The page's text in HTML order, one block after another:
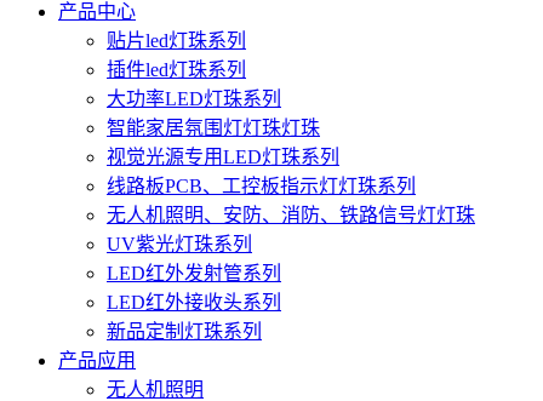
产品中心
贴片led灯珠系列
插件led灯珠系列
大功率LED灯珠系列
智能家居氛围灯灯珠灯珠
视觉光源专用LED灯珠系列
线路板PCB、工控板指示灯灯珠系列
无人机照明、安防、消防、铁路信号灯灯珠
UV紫光灯珠系列
LED红外发射管系列
LED红外接收头系列
新品定制灯珠系列
产品应用
无人机照明